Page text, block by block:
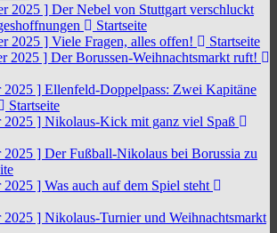
2025 ] Der Nebel von Stuttgart verschluckt
Startseite
2025 ] Viele Fragen, alles offen!
Startseite
2025 ] Der Borussen-Weihnachtsmarkt ruft!
2025 ] Ellenfeld-Doppelpass: Zwei Kapitäne
Startseite
2025 ] Nikolaus-Kick mit ganz viel Spaß
2025 ] Der Fußball-Nikolaus bei Borussia zu
2025 ] Was auch auf dem Spiel steht
2025 ] Nikolaus-Turnier und Weihnachtsmarkt